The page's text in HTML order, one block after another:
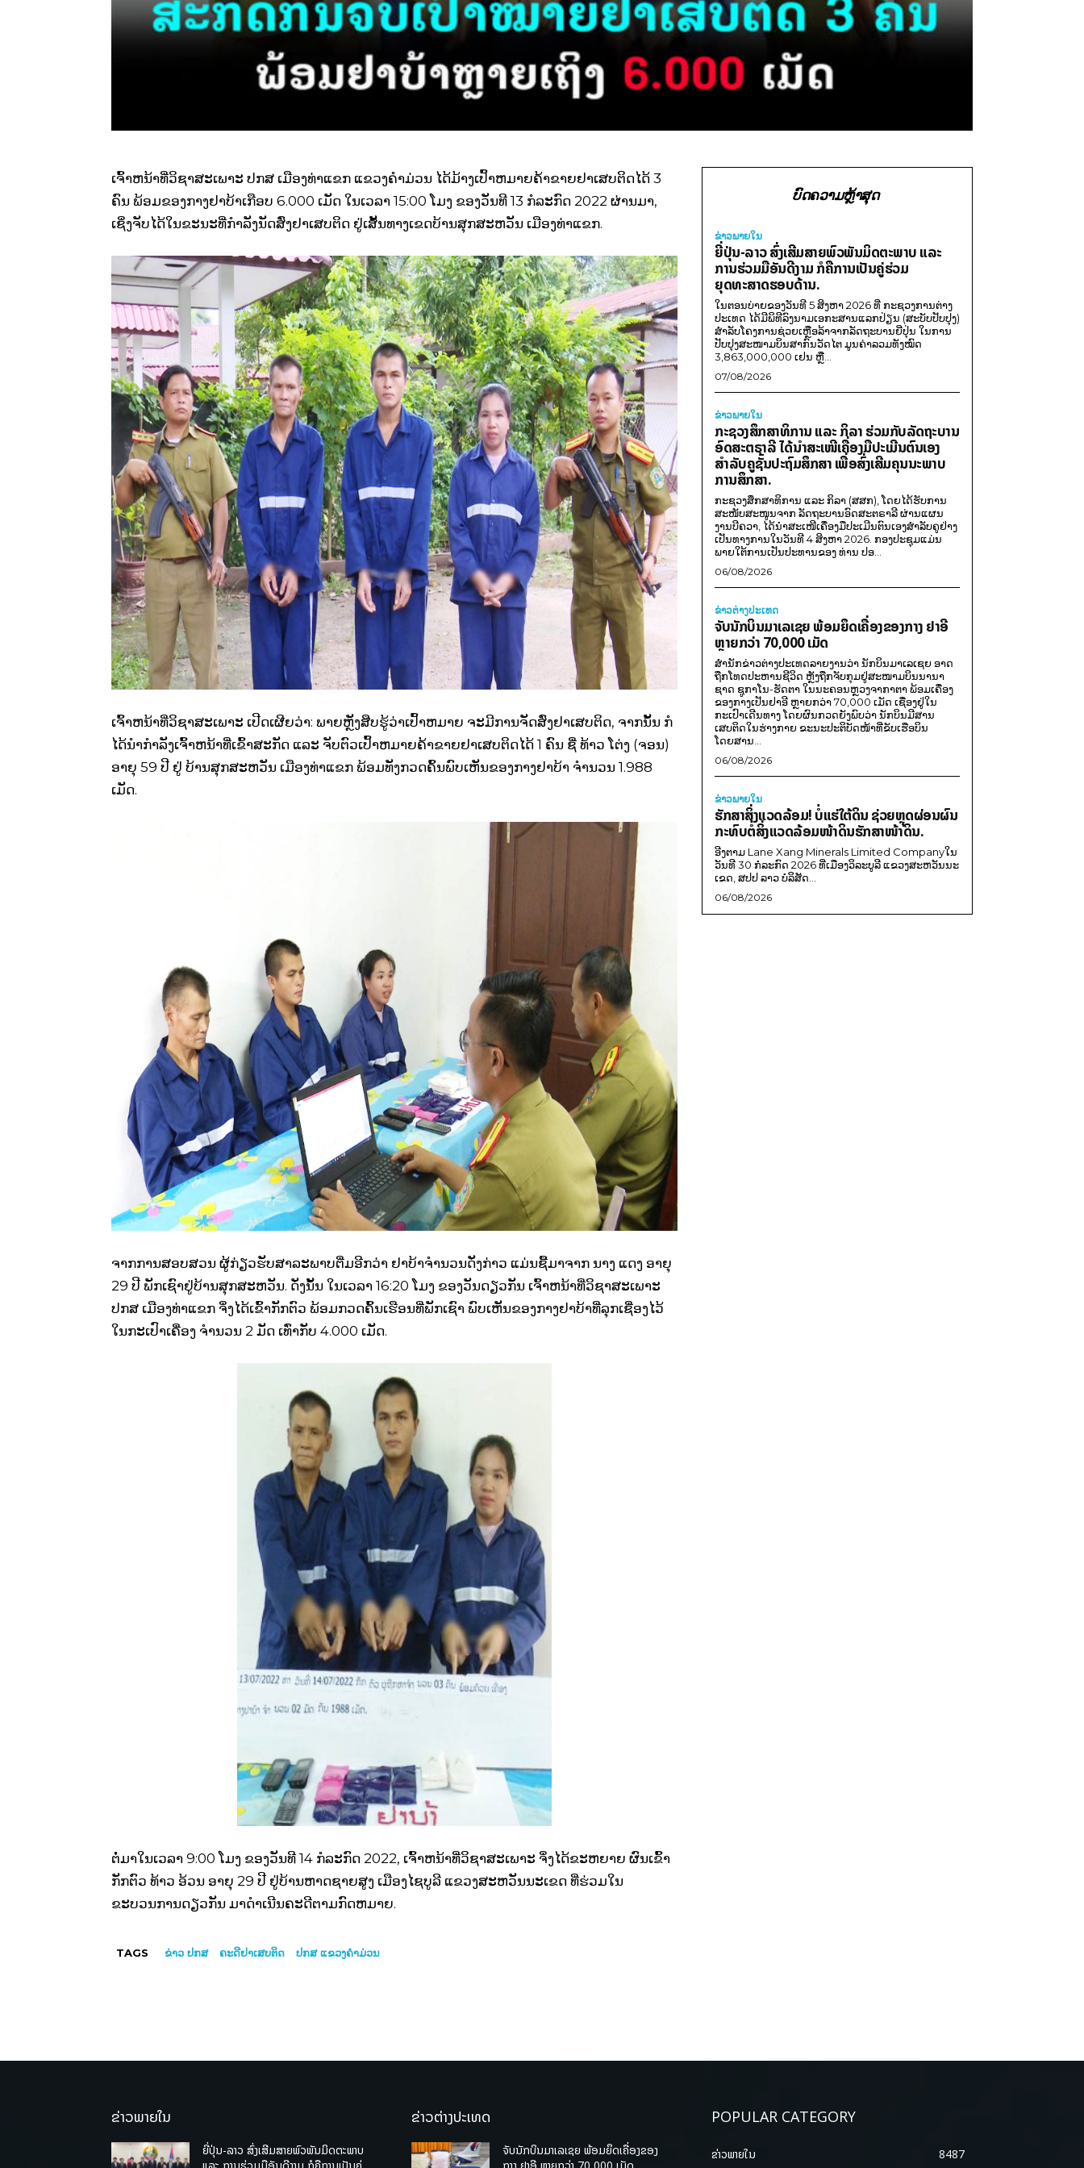
ເຈົ້າຫນ້າທີ່ວິຊາສະເພາະ ປກສ ເມືອງທ່າແຂກ ແຂວງຄຳມ່ວນ ໄດ້ມ້າງເປົ້າຫມາຍຄ້າຂາຍຢາເສບຕິດໄດ້ 3
ຄົນ ພ້ອມຂອງກາງຢາບ້າເກືອບ 6.000 ເມັດ ໃນເວລາ 15:00 ໂມງ ຂອງວັນທີ 13 ກໍລະກົດ 2022 ຜ່ານມາ,
ເຊິ່ງຈັບໄດ້ໃນຂະນະທີ່ກໍາລັງນັດສົ່ງຢາເສບຕິດ ຢູ່ເສັ້ນທາງເຂດບ້ານສຸກສະຫວັນ ເມືອງທ່າແຂກ.
ເຈົ້າຫນ້າທີ່ວິຊາສະເພາະ ເປີດເຜີຍວ່າ: ພາຍຫຼັງສືບຮູ້ວ່າເປົ້າຫມາຍ ຈະມີການຈັດສົ່ງຢາເສບຕິດ, ຈາກນັ້ນ ກໍ
ໄດ້ນໍາກໍາລັງເຈົ້າຫນ້າທີ່ເຂົ້າສະກັດ ແລະ ຈັບຕົວເປົ້າຫມາຍຄ້າຂາຍຢາເສບຕິດໄດ້ 1 ຄົນ ຊື່ ທ້າວ ໂຕ່ງ (ຈອນ)
ອາຍຸ 59 ປີ ຢູ່ ບ້ານສຸກສະຫວັນ ເມືອງທ່າແຂກ ພ້ອມທັງກວດຄົ້ນພົບເຫັນຂອງກາງຢາບ້າ ຈໍານວນ 1.988
ເມັດ.
ຈາກການສອບສວນ ຜູ້ກ່ຽວຮັບສາລະພາບຕື່ມອີກວ່າ ຢາບ້າຈໍານວນດັ່ງກ່າວ ແມ່ນຊື້ມາຈາກ ນາງ ແດງ ອາຍຸ
29 ປີ ພັກເຊົາຢູ່ບ້ານສຸກສະຫວັນ. ດັ່ງນັ້ນ ໃນເວລາ 16:20 ໂມງ ຂອງວັນດຽວກັນ ເຈົ້າຫນ້າທີ່ວິຊາສະເພາະ
ປກສ ເມືອງທ່າແຂກ ຈຶ່ງໄດ້ເຂົ້າກັກຕົວ ພ້ອມກວດຄົ້ນເຮືອນທີ່ພັກເຊົາ ພົບເຫັນຂອງກາງຢາບ້າທີ່ລຸກເຊື່ອງໄວ້
ໃນກະເປົາເຄື່ອງ ຈໍານວນ 2 ມັດ ເທົ່າກັບ 4.000 ເມັດ.
ຕໍ່ມາໃນເວລາ 9:00 ໂມງ ຂອງວັນທີ 14 ກໍລະກົດ 2022, ເຈົ້າຫນ້າທີ່ວິຊາສະເພາະ ຈຶ່ງໄດ້ຂະຫຍາຍ ຜົນເຂົ້າ
ກັກຕົວ ທ້າວ ອ້ວນ ອາຍຸ 29 ປີ ຢູ່ບ້ານຫາດຊາຍສູງ ເມືອງໄຊບູລີ ແຂວງສະຫວັນນະເຂດ ທີ່ຮ່ວມໃນ
ຂະບວນການດຽວກັນ ມາດໍາເນີນຄະດີຕາມກົດຫມາຍ.
TAGS ຂ່າວ ປກສ ຄະດີຢາເສບຕິດ ປກສ ແຂວງຄຳມ່ວນ
ບົດຄວາມຫຼ້າສຸດ
ຂ່າວພາຍ​ໃນ
ຍີ່ປຸ່ນ-ລາວ ສົ່ງເສີມສາຍພົວພັນມິດຕະພາບ ແລະ
ການຮ່ວມມືອັນດີງາມ ກໍຄືການເປັນຄູ່ຮ່ວມ
ຍຸດທະສາດຮອບດ້ານ.
ໃນຕອນບ່າຍຂອງວັນທີ 5 ສິງຫາ 2026 ທີ່ ກະຊວງການຕ່າງ
ປະເທດ ໄດ້ມີພິທີລົງນາມເອກະສານແລກປ່ຽນ (ສະບັບປັບປຸງ)
ສໍາລັບໂຄງການຊ່ວຍເຫຼືອລ້າຈາກລັດຖະບານຍີ່ປຸ່ນ ໃນການ
ປັບປຸງສະໜາມບິນສາກົນວັດໄຕ ມູນຄ່າລວມທັງໝົດ
3,863,000,000 ເຢນ ຫຼື...
07/08/2026
ຂ່າວພາຍ​ໃນ
ກະຊວງສຶກສາທິການ ແລະ ກິລາ ຮ່ວມກັບລັດຖະບານ
ອົດສະຕຣາລີ ໄດ້ນຳສະເໜີເຄື່ອງມືປະເມີນຕົນເອງ
ສຳລັບຄູຊັ້ນປະຖົມສຶກສາ ເພື່ອສົ່ງເສີມຄຸນນະພາບ
ການສຶກສາ.
ກະຊວງສຶກສາທິການ ແລະ ກິລາ (ສສກ), ໂດຍໄດ້ຮັບການ
ສະໜັບສະໜູນຈາກ ລັດຖະບານອົດສະຕຣາລີ ຜ່ານແຜນ
ງານບີຄວາ, ໄດ້ນຳສະເໜີເຄື່ອງມືປະເມີນຕົນເອງສຳລັບຄູຢ່າງ
ເປັນທາງການໃນວັນທີ 4 ສິງຫາ 2026. ກອງປະຊຸມແມ່ນ
ພາຍໃຕ້ການເປັນປະທານຂອງ ທ່ານ ປອ...
06/08/2026
ຂ່າວຕ່າງປະເທດ
ຈັບນັກບິນມາເລເຊຍ ພ້ອມຍຶດເຄື່ອງຂອງກາງ ຢາອີ
ຫຼາຍກວ່າ 70,000 ເມັດ
ສຳນັກຂ່າວຕ່າງປະເທດລາຍງານວ່າ ນັກບິນມາເລເຊຍ ອາດ
ຖືກໂທດປະຫານຊີວິດ ຫຼັງຖືກຈັບກຸມຢູ່ສະໜາມບິນນານາ
ຊາດ ຊູກາໂນ-ຮັດຕາ ໃນນະຄອນຫຼວງຈາກາຕາ ພ້ອມເຄື່ອງ
ຂອງກາງເປັນຢາອີ ຫຼາຍກວ່າ 70,000 ເມັດ ເຊື່ອງຢູ່ໃນ
ກະເປົາເດີນທາງ ໂດຍຜົນກວດຍັງພົບວ່າ ນັກບິນມີສານ
ເສບຕິດໃນຮ່າງກາຍ ຂະນະປະຕິບັດໜ້າທີ່ຂັບເຮືອບິນ
ໂດຍສານ...
06/08/2026
ຂ່າວພາຍ​ໃນ
ຮັກສາສິ່ງແວດລ້ອມ! ບໍ່ແຮ່ໃຕ້ດິນ ຊ່ວຍຫຼຸດຜ່ອນຜົນ
ກະທົບຕໍ່ສິ່ງແວດລ້ອມໜ້າດິນຮັກສາໜ້າດິນ.
ອີງຕາມ Lane Xang Minerals Limited Companyໃນ
ວັນທີ 30 ກໍລະກົດ 2026 ທີ່ເມືອງວິລະບູລີ ແຂວງສະຫວັນນະ
ເຂດ, ສປປ ລາວ ບໍລິສັດ...
06/08/2026
ຂ່າວພາຍໃນ
ຍີ່ປຸ່ນ-ລາວ ສົ່ງເສີມສາຍພົວພັນມິດຕະພາບ
ຂ່າວຕ່າງປະເທດ
ຈັບນັກບິນມາເລເຊຍ ພ້ອມຍຶດເຄື່ອງຂອງ
POPULAR CATEGORY
ຂ່າວພາຍ​ໃນ 8487